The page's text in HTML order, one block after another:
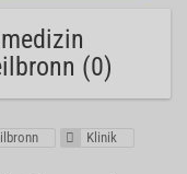
(0)
Klinik